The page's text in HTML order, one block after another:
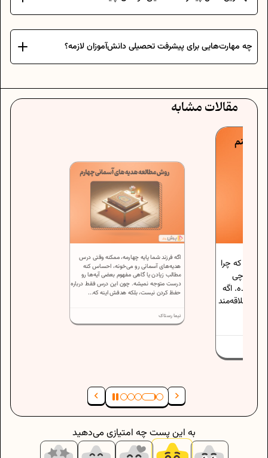
چه مهارت‌هایی برای پیشرفت تحصیلی دانش‌آموزان لازمه؟
مقالات مشابه
که چرا
و هرچی
نمیده. اگه
علاقه‌مند
اگه فرزند شما پایه چهارمه، ممکنه وقتی درس
هدیه‌های آسمانی رو می‌خونه، احساس کنه
مطالب زیادن یا گاهی مفهوم بعضی آیه‌ها رو
درست متوجه نمیشه. چون این درس فقط درباره
حفظ کردن نیست، بلکه هدفش اینه که...
نیما رستاک
به این پست چه امتیازی می‌دهید